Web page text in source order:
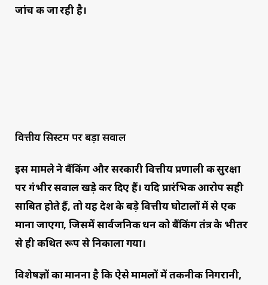
जांच की जा रही है।
वित्तीय सिस्टम पर बड़ा सवाल
इस मामले ने बैंकिंग और सरकारी वित्तीय प्रणाली की सुरक्षा
पर गंभीर सवाल खड़े कर दिए हैं। यदि प्रारंभिक आरोप सही
साबित होते हैं, तो यह देश के बड़े वित्तीय घोटालों में से एक
माना जाएगा, जिसमें सार्वजनिक धन को बैंकिंग तंत्र के भीतर
से ही कथित रूप से निकाला गया।
विशेषज्ञों का मानना है कि ऐसे मामलों में तकनीकी निगरानी,